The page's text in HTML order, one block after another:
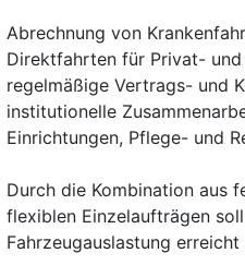
Abrechnung von
Direktfahrten für Privat-
regelmäßige Vertrags- und
institutionelle
Einrichtungen, Pflege- und
Durch die Kombination aus
flexiblen Einzelaufträgen
Fahrzeugauslastung erreicht